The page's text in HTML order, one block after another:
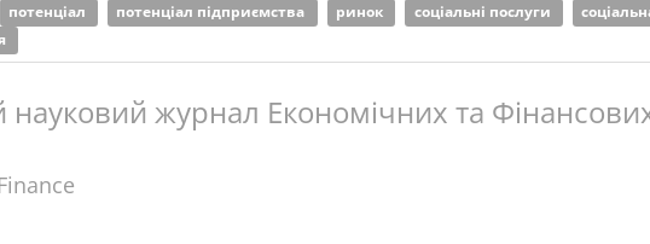
потенціал потенціал підприємства ринок соціальні послуги
журнал Економічних та